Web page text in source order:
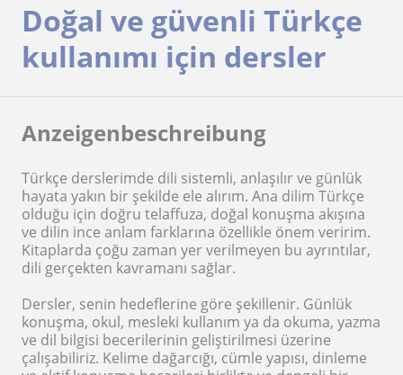
Doğal ve güvenli Türkçe
kullanımı için dersler
Anzeigenbeschreibung
Türkçe derslerimde dili sistemli, anlaşılır ve günlük
hayata yakın bir şekilde ele alırım. Ana dilim Türkçe
olduğu için doğru telaffuza, doğal konuşma akışına
ve dilin ince anlam farklarına özellikle önem veririm.
Kitaplarda çoğu zaman yer verilmeyen bu ayrıntılar,
dili gerçekten kavramanı sağlar.
Dersler, senin hedeflerine göre şekillenir. Günlük
konuşma, okul, mesleki kullanım ya da okuma, yazma
ve dil bilgisi becerilerinin geliştirilmesi üzerine
çalışabiliriz. Kelime dağarcığı, cümle yapısı, dinleme